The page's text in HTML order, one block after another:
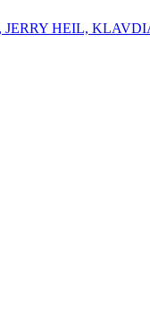
HEIL,